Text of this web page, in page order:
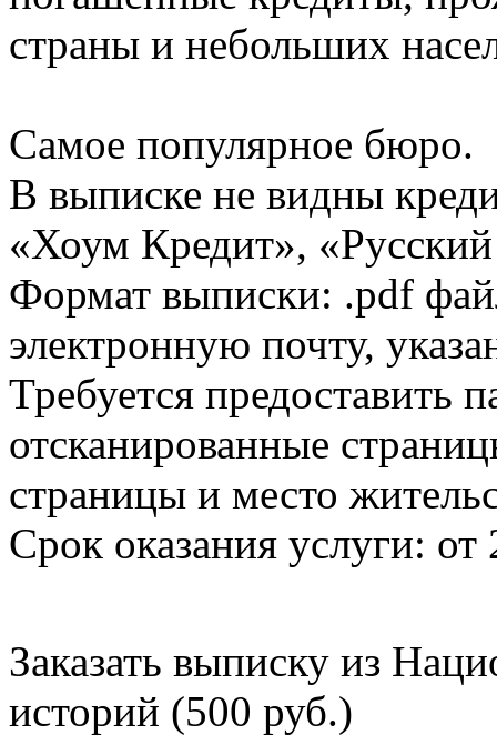
страны и небольших
Самое популярное бюро.
В выписке не видны
«Хоум Кредит»,
Формат выписки: .pdf
электронную почту,
Требуется предоставить
отсканированные
страницы и место
Срок оказания услуги: от
Заказать выписку из
историй (500 руб.)